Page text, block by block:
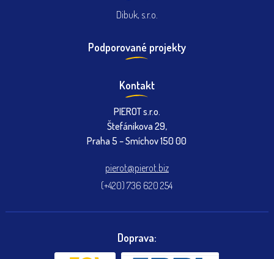
Dibuk, s.r.o.
Podporované projekty
Kontakt
PIEROT s.r.o.
Štefánikova 29,
Praha 5 – Smíchov 150 00
pierot@pierot.biz
(+420) 736 620 254
Doprava: